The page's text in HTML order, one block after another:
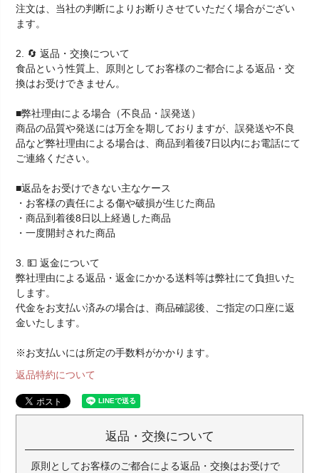
注文は、当社の判断によりお断りさせていただく場合がござい
ます。
2. 🔄 返品・交換について
食品という性質上、原則としてお客様のご都合による返品・交
換はお受けできません。
■弊社理由による場合（不良品・誤発送）
商品の品質や発送には万全を期しておりますが、誤発送や不良
品など弊社理由による場合は、商品到着後7日以内にお電話にて
ご連絡ください。
■返品をお受けできない主なケース
・お客様の責任による傷や破損が生じた商品
・商品到着後8日以上経過した商品
・一度開封された商品
3. 💵 返金について
弊社理由による返品・返金にかかる送料等は弊社にて負担いた
します。
代金をお支払い済みの場合は、商品確認後、ご指定の口座に返
金いたします。
※お支払いには所定の手数料がかかります。
返品特約について
返品・交換について
原則としてお客様のご都合による返品・交換はお受けで